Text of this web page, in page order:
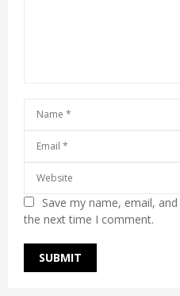
Save my name, email,
the next time I comment.